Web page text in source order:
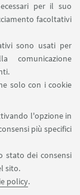
per il suo
facoltativi
sono usati per
comunicazione
solo con i cookie
l'opzione in
più specifici
stato dei consensi
sito.
policy.